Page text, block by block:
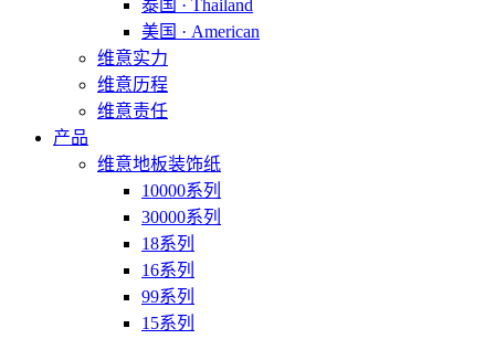
泰国 · Thailand
美国 · American
维意实力
维意历程
维意责任
产品
维意地板装饰纸
10000系列
30000系列
18系列
16系列
99系列
15系列